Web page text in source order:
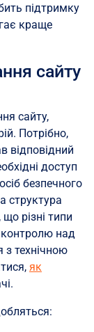
підтримку
краще
сайту
сайту,
Потрібно,
відповідний
доступ
безпечного
структура
різні типи
контролю над
технічною
як